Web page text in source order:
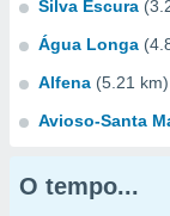
Silva Escura
Água Longa
Alfena (5.21 km)
Avioso-Santa
O tempo...